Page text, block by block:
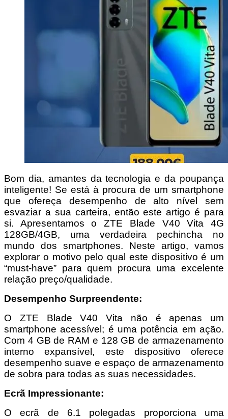
Bom dia, amantes da tecnologia e da poupança
inteligente! Se está à procura de um smartphone
que ofereça desempenho de alto nível sem
esvaziar a sua carteira, então este artigo é para
si. Apresentamos o ZTE Blade V40 Vita 4G
128GB/4GB, uma verdadeira pechincha no
mundo dos smartphones. Neste artigo, vamos
explorar o motivo pelo qual este dispositivo é um
“must-have” para quem procura uma excelente
relação preço/qualidade.
Desempenho Surpreendente:
O ZTE Blade V40 Vita não é apenas um
smartphone acessível; é uma potência em ação.
Com 4 GB de RAM e 128 GB de armazenamento
interno expansível, este dispositivo oferece
desempenho suave e espaço de armazenamento
de sobra para todas as suas necessidades.
Ecrã Impressionante:
O ecrã de 6.1 polegadas proporciona uma